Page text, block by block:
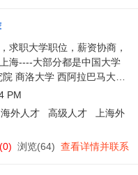
求职大学职位，薪资协商，
海----大部分都是中国大学
商洛大学 西阿拉巴马大学
学 中国社会科学院大学 郑
PM
海外人才 高级人才
上海外
浏览(64) 查看详情并联系